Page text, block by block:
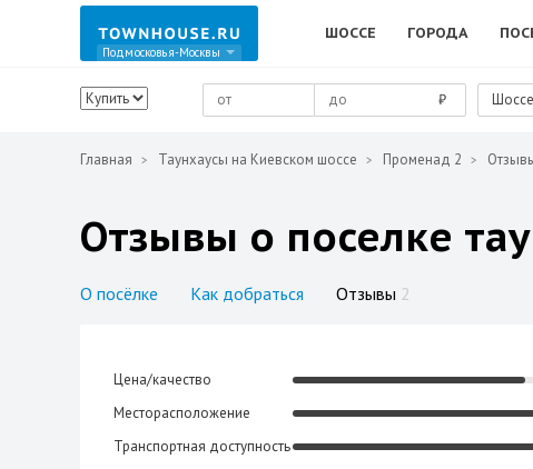
Подмосковья-Москвы
ШОССЕ ГОРОДА
₽
Главная Таунхаусы на Киевском шоссе Променад 2
Отзывы о поселке
О посёлке Как добраться Отзывы 2
Цена/качество
Месторасположение
Транспортная доступность